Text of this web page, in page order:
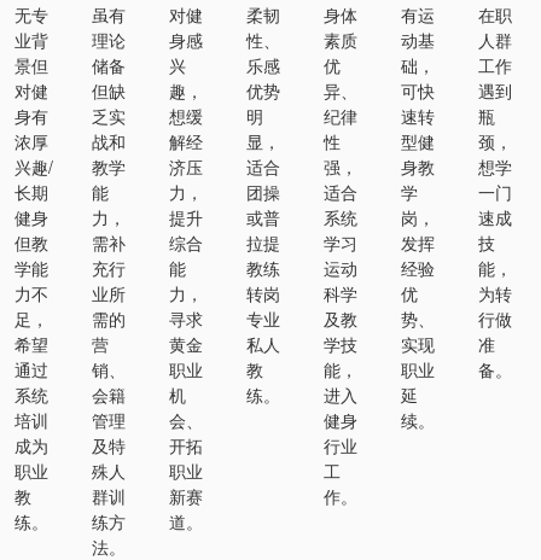
无专
业背
景但
对健
身有
浓厚
兴趣/
长期
健身
但教
学能
力不
足，
希望
通过
系统
培训
成为
职业
教
练。
虽有
理论
储备
但缺
乏实
战和
教学
能
力，
需补
充行
业所
需的
营
销、
会籍
管理
及特
殊人
群训
练方
法。
对健
身感
兴
趣，
想缓
解经
济压
力，
提升
综合
能
力，
寻求
黄金
职业
机
会、
开拓
职业
新赛
道。
柔韧
性、
乐感
优势
明
显，
适合
团操
或普
拉提
教练
转岗
专业
私人
教
练。
身体
素质
优
异、
纪律
性
强，
适合
系统
学习
运动
科学
及教
学技
能，
进入
健身
行业
工
作。
有运
动基
础，
可快
速转
型健
身教
学
岗，
发挥
经验
优
势、
实现
职业
延
续。
在职
人群
工作
遇到
瓶
颈，
想学
一门
速成
技
能，
为转
行做
准
备。